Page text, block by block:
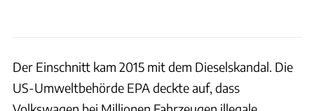
Der Einschnitt kam 2015 mit dem Dieselskandal. Die
US-Umweltbehörde EPA deckte auf, dass